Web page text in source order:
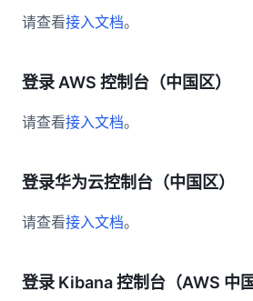
请查看接入文档。
登录 AWS 控制台（中国区）
请查看接入文档。
登录华为云控制台（中国区）
请查看接入文档。
登录 Kibana 控制台（AWS 中国